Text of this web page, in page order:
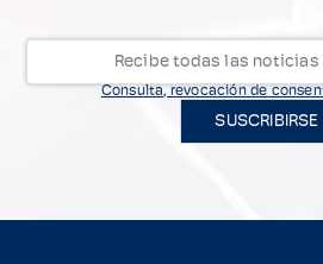
Consulta, revocación de